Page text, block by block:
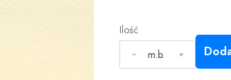
Ilość
m.b.